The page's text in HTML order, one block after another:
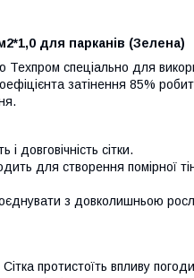
для парканів (Зелена)
Техпром спеціально для
затінення 85%
і довговічність сітки.
для створення помірної
з довколишньою
Сітка протистоїть впливу